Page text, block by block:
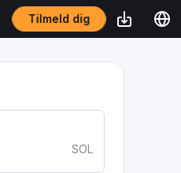
Tilmeld dig
SOL